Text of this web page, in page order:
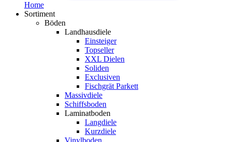
Home
Sortiment
Böden
Landhausdiele
Einsteiger
Topseller
XXL Dielen
Soliden
Exclusiven
Fischgrät Parkett
Massivdiele
Schiffsboden
Laminatboden
Langdiele
Kurzdiele